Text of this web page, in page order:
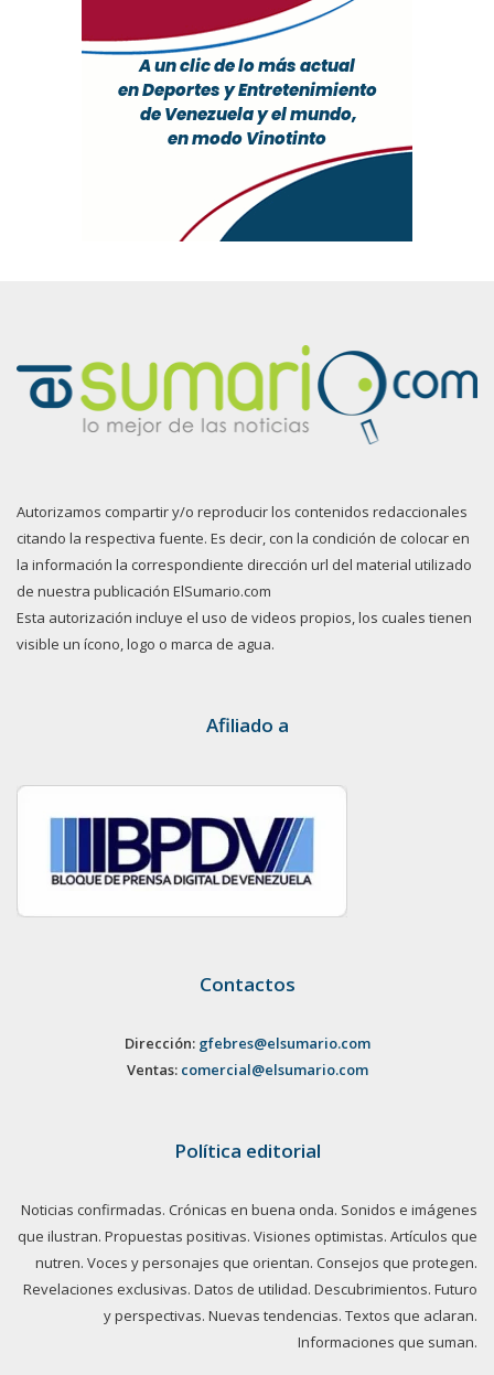
Autorizamos compartir y/o reproducir los contenidos redaccionales
citando la respectiva fuente. Es decir, con la condición de colocar en
la información la correspondiente dirección url del material utilizado
de nuestra publicación ElSumario.com
Esta autorización incluye el uso de videos propios, los cuales tienen
visible un ícono, logo o marca de agua.
Afiliado a
Contactos
Dirección: gfebres@elsumario.com
Ventas: comercial@elsumario.com
Política editorial
Noticias confirmadas. Crónicas en buena onda. Sonidos e imágenes
que ilustran. Propuestas positivas. Visiones optimistas. Artículos que
nutren. Voces y personajes que orientan. Consejos que protegen.
Revelaciones exclusivas. Datos de utilidad. Descubrimientos. Futuro
y perspectivas. Nuevas tendencias. Textos que aclaran.
Informaciones que suman.